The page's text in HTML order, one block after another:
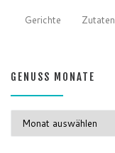
Gerichte Zutaten
GENUSS MONATE